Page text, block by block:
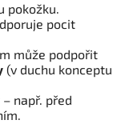
pokožku.
pocit
může podpořit
(v duchu konceptu
– např. před